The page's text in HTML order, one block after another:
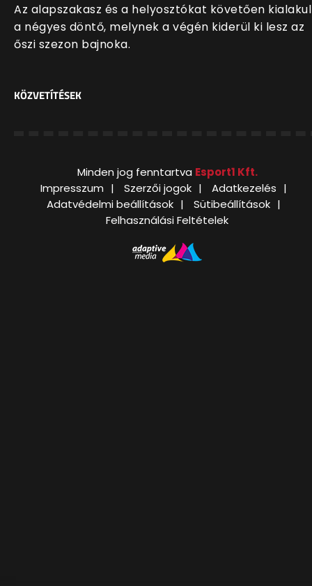
Az alapszakasz és a helyosztókat követően
a négyes döntő, melynek a végén kiderül ki lesz az
őszi szezon bajnoka.
KÖZVETÍTÉSEK
Minden jog fenntartva Esport1 Kft.
Impresszum
Szerzői jogok
Adatkezelés
Adatvédelmi beállítások
Sütibeállítások
Felhasználási Feltételek